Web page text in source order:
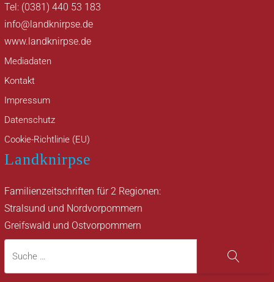
Tel: (0381) 440 53 183
info@landknirpse.de
www.landknirpse.de
Mediadaten
Kontakt
Impressum
Datenschutz
Cookie-Richtlinie (EU)
Landknirpse
Familienzeitschriften für 2 Regionen:
Stralsund und Nordvorpommern
Greifswald und Ostvorpommern
Suche
Suche